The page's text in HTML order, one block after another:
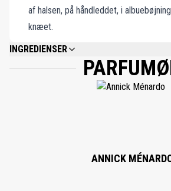
af halsen, på håndleddet, i
knæet.
INGREDIENSER
ALCOHOL DENAT, PARFUM, AQUA, LINALOOL,
METHOXYCINNAMATE, CITRONELLOL,
SALICYLATE, EUGENOL, BUTYL
ANNICK